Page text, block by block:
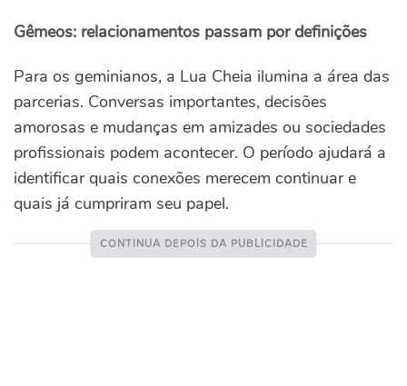
Gêmeos: relacionamentos passam por definições
Para os geminianos, a Lua Cheia ilumina a área das
parcerias. Conversas importantes, decisões
amorosas e mudanças em amizades ou sociedades
profissionais podem acontecer. O período ajudará a
identificar quais conexões merecem continuar e
quais já cumpriram seu papel.